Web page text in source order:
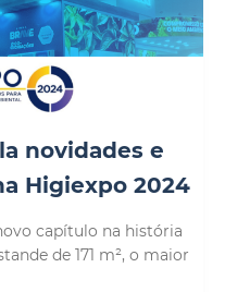
novidades e
Higiexpo 2024
capítulo na história
de 171 m², o maior